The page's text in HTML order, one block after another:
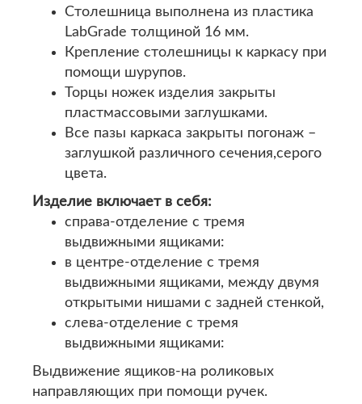
Столешница выполнена из пластика
LabGrade толщиной 16 мм.
Крепление столешницы к каркасу при
помощи шурупов.
Торцы ножек изделия закрыты
пластмассовыми заглушками.
Все пазы каркаса закрыты погонаж –
заглушкой различного сечения,серого
цвета.
Изделие включает в себя:
справа-отделение с тремя
выдвижными ящиками:
в центре-отделение с тремя
выдвижными ящиками, между двумя
открытыми нишами с задней стенкой,
слева-отделение с тремя
выдвижными ящиками:
Выдвижение ящиков-на роликовых
направляющих при помощи ручек.